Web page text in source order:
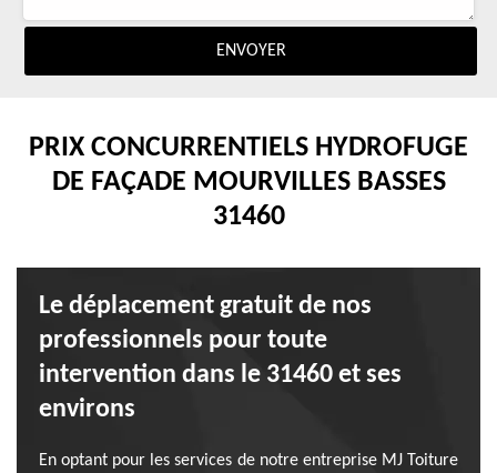
PRIX CONCURRENTIELS HYDROFUGE
DE FAÇADE MOURVILLES BASSES
31460
Le déplacement gratuit de nos
professionnels pour toute
intervention dans le 31460 et ses
environs
En optant pour les services de notre entreprise MJ Toiture